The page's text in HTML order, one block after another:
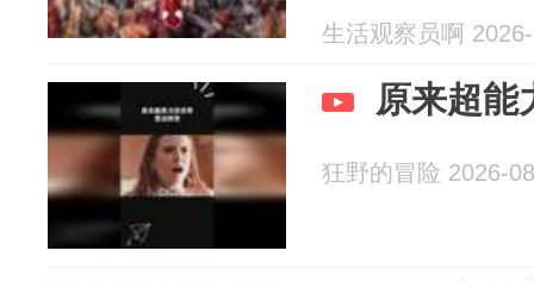
生活观察员啊
原来超能
狂野的冒险 2026-